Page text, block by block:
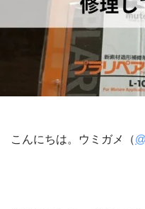
こんにちは。ウミガメ（